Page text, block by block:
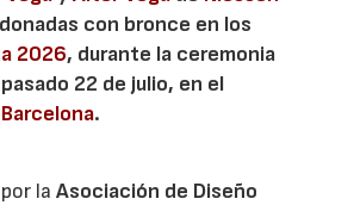
con bronce en los
2026, durante la ceremonia
22 de julio, en el
.
por laAsociación de Diseño